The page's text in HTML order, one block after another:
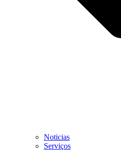
Noticias
Serviços